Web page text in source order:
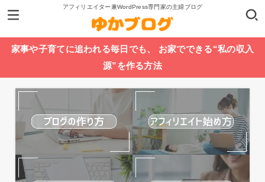
アフィリエイター兼WordPress専門家の主婦ブログ
家事や子育てに追われる毎日でも、 お家でできる“私の収入
源”を作る方法